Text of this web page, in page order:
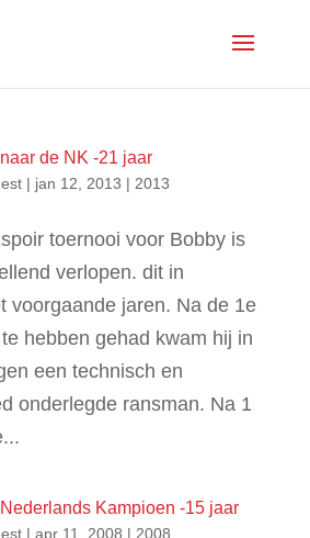
de NK -21 jaar
| jan 12, 2013 | 2013
toernooi voor Bobby is
verlopen. dit in
voorgaande jaren. Na de 1e
hebben gehad kwam hij in
een technisch en
onderlegde ransman. Na 1
Kampioen -15 jaar
| apr 11, 2008 | 2008